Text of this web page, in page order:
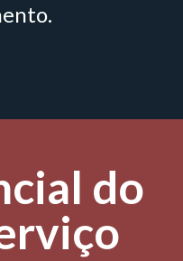
do